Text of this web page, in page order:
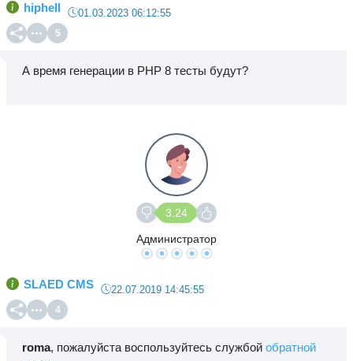
hiphell 01.03.2023 06:12:55
5
А время генерации в PHP 8 тесты будут?
3.24
Администратор
SLAED CMS 22.07.2019 14:45:55
4
roma, пожалуйста воспользуйтесь службой обратной